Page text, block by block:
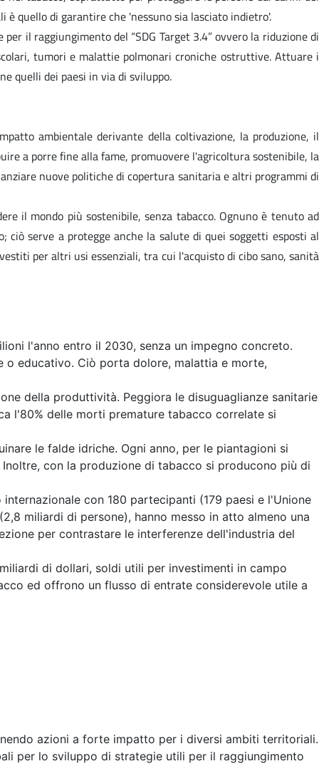
è quello di garantire che 'nessuno sia lasciato indietro'.
il raggiungimento del “SDG Target 3.4” ovvero la riduzione di
tumori e malattie polmonari croniche ostruttive. Attuare i
quelli dei paesi in via di sviluppo.
ambientale derivante della coltivazione, la produzione, il
a porre fine alla fame, promuovere l'agricoltura sostenibile, la
nuove politiche di copertura sanitaria e altri programmi di
il mondo più sostenibile, senza tabacco. Ognuno è tenuto ad
ciò serve a protegge anche la salute di quei soggetti esposti al
per altri usi essenziali, tra cui l'acquisto di cibo sano, sanità
l'anno entro il 2030, senza un impegno concreto.
o educativo. Ciò porta dolore, malattia e morte,
della produttività. Peggiora le disuguaglianze sanitarie
l'80% delle morti premature tabacco correlate si
le falde idriche. Ogni anno, per le piantagioni si
con la produzione di tabacco si producono più di
con 180 partecipanti (179 paesi e l'Unione
miliardi di persone), hanno messo in atto almeno una
per contrastare le interferenze dell'industria del
di dollari, soldi utili per investimenti in campo
ed offrono un flusso di entrate considerevole utile a
azioni a forte impatto per i diversi ambiti territoriali.
per lo sviluppo di strategie utili per il raggiungimento